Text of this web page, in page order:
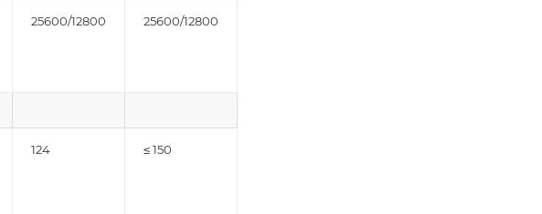
25600/12800 25600/12800
124 ≤ 150